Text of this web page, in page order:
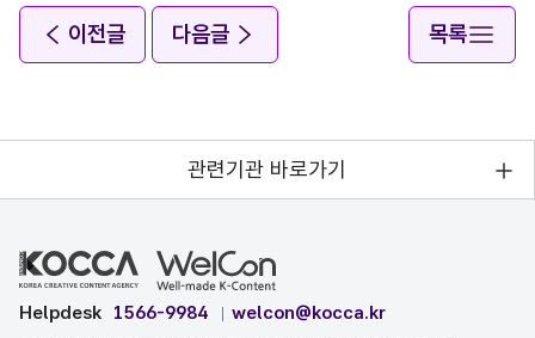
이전글 다음글 목록
관련기관 바로가기
Helpdesk 1566-9984
welcon@kocca.kr